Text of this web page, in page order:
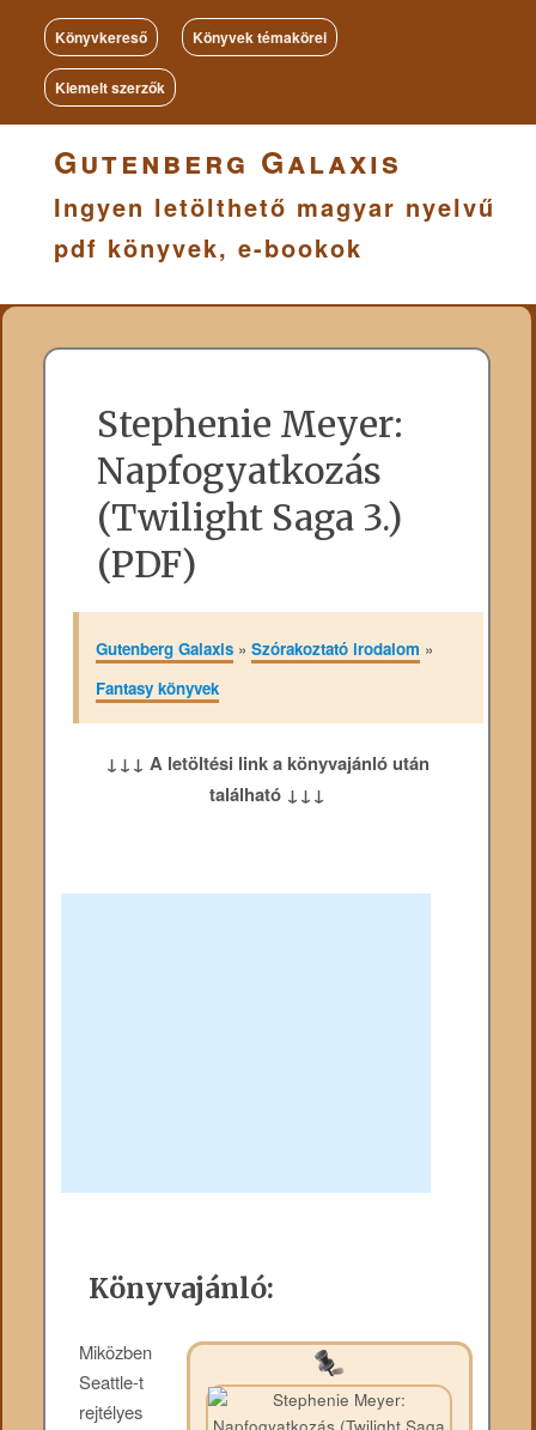
Könyvkereső Könyvek témakörei
Kiemelt szerzők
Gutenberg Galaxis
Ingyen letölthető magyar nyelvű
pdf könyvek, e-bookok
Stephenie Meyer:
Napfogyatkozás
(Twilight Saga 3.)
(PDF)
Gutenberg Galaxis» Szórakoztató irodalom »
Fantasy könyvek
↓↓↓ A letöltési link a könyvajánló után
található ↓↓↓
Könyvajánló:
Miközben
Seattle-t
rejtélyes